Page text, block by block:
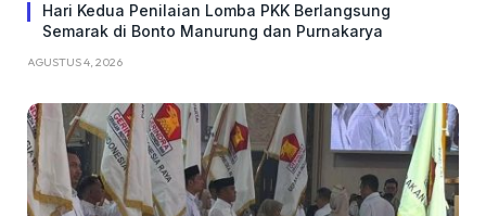
Hari Kedua Penilaian Lomba PKK Berlangsung
Semarak di Bonto Manurung dan Purnakarya
AGUSTUS 4, 2026